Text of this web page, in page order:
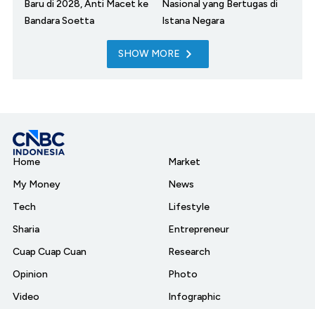
Baru di 2028, Anti Macet ke
Bandara Soetta
Nasional yang Bertugas di
Istana Negara
SHOW MORE
Home
My Money
Tech
Sharia
Cuap Cuap Cuan
Opinion
Video
Market
News
Lifestyle
Entrepreneur
Research
Photo
Infographic